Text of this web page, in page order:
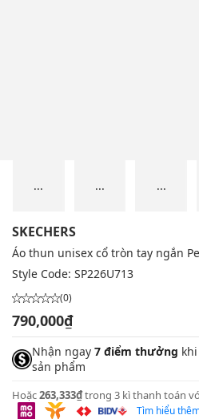
... ... ...
SKECHERS
Áo thun unisex cổ tròn tay ngắn
Style Code: SP226U713
(0)
790,000₫
Nhận ngay 7 điểm thưởng
sản phẩm
Hoặc263,333₫trong 3 kì thanh toán
Tìm hiểu